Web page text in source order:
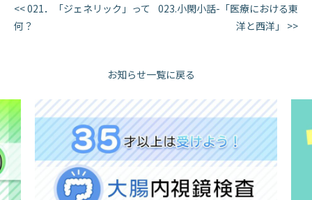
<< 021．「ジェネリック」って
何？
023.小閑小話-「医療における東
洋と西洋」 >>
お知らせ一覧に戻る